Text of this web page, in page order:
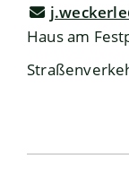
Haus am